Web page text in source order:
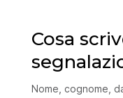
Cosa
Nome, cognome,